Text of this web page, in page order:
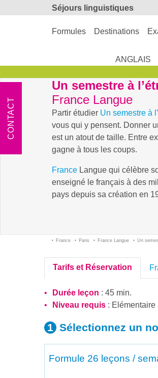
Séjours linguistiques
Formules Destinations
ANGLAIS
Un semestre à
France Langue
Partir étudier Un semestre à
vous qui y pensent. Donner
est un atout de taille. Entre
gagne à tous les coups.
France Langue qui célèbre
enseigné le français à des
pays depuis sa création en
France Paris France Langue Un
Tarifs et Réservation
Durée leçon : 45 min.
Niveau requis : Elémentaire
Sélectionnez un
Formule 26 leçons /
CONTACT